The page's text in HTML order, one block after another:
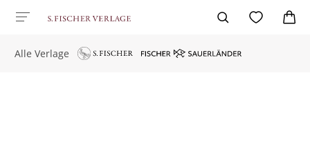
Alle Verlage